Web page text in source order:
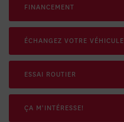
FINANCEMENT
ÉCHANGEZ VOTRE VÉHICULE
ESSAI ROUTIER
ÇA M'INTÉRESSE!